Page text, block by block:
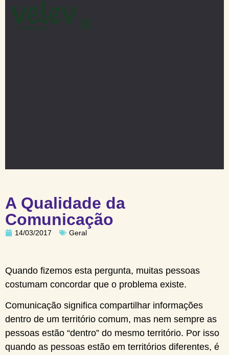
A Qualidade da
Comunicação
14/03/2017 Geral
Quando fizemos esta pergunta, muitas pessoas
costumam concordar que o problema existe.
Comunicação significa compartilhar informações
dentro de um território comum, mas nem sempre as
pessoas estão “dentro” do mesmo território. Por isso
quando as pessoas estão em territórios diferentes, é